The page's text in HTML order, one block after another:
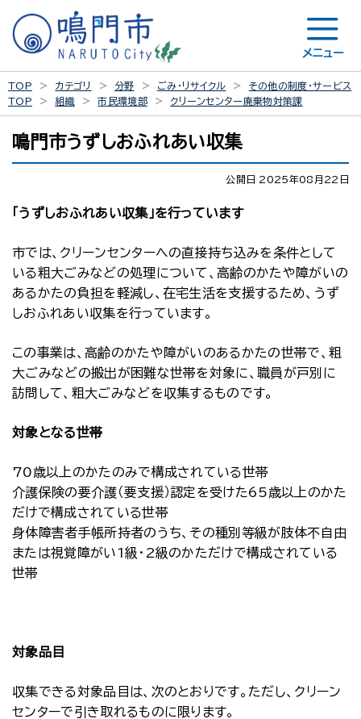
メニュー
TOP カテゴリ 分野 ごみ・リサイクル
その他の制度・サービス
TOP
組織 市民環境部 クリーンセンター廃棄物対策課
鳴門市うずしおふれあい収集
公開日 2025年08月22日
「うずしおふれあい収集」を行っています
市では、クリーンセンターへの直接持ち込みを条件として
いる粗大ごみなどの処理について、高齢のかたや障がいの
あるかたの負担を軽減し、在宅生活を支援するため、うず
しおふれあい収集を行っています。
この事業は、高齢のかたや障がいのあるかたの世帯で、粗
大ごみなどの搬出が困難な世帯を対象に、職員が戸別に
訪問して、粗大ごみなどを収集するものです。
対象となる世帯
70歳以上のかたのみで構成されている世帯
介護保険の要介護（要支援）認定を受けた65歳以上のかた
だけで構成されている世帯
身体障害者手帳所持者のうち、その種別等級が肢体不自由
または視覚障がい1級・2級のかただけで構成されている
世帯
対象品目
収集できる対象品目は、次のとおりです。ただし、クリーン
センターで引き取れるものに限ります。